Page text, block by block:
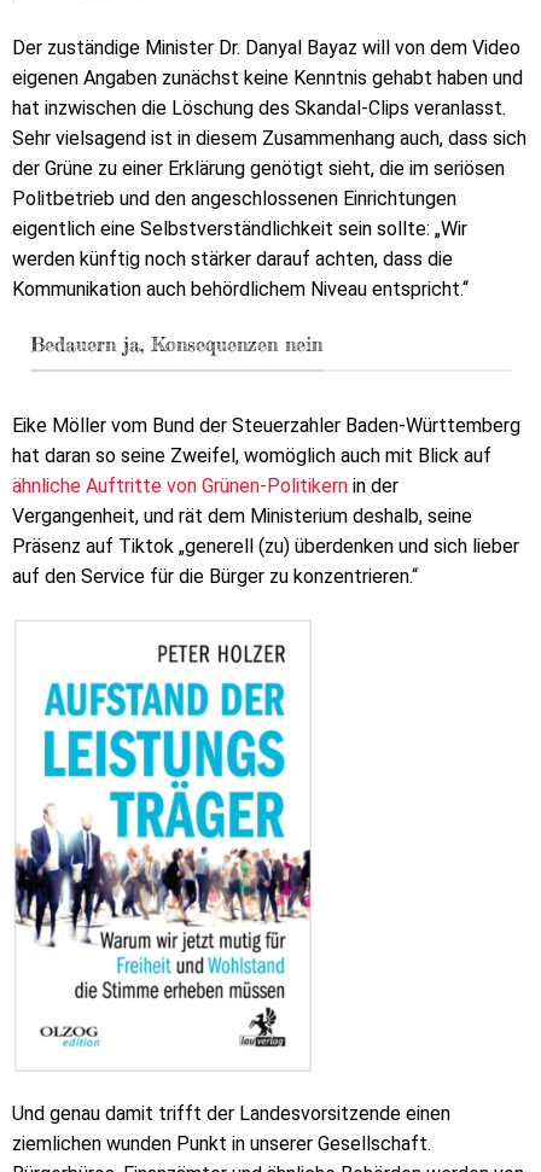
Der zuständige Minister Dr. Danyal Bayaz will von dem Video
eigenen Angaben zunächst keine Kenntnis gehabt haben und
hat inzwischen die Löschung des Skandal-Clips veranlasst.
Sehr vielsagend ist in diesem Zusammenhang auch, dass sich
der Grüne zu einer Erklärung genötigt sieht, die im seriösen
Politbetrieb und den angeschlossenen Einrichtungen
eigentlich eine Selbstverständlichkeit sein sollte: „Wir
werden künftig noch stärker darauf achten, dass die
Kommunikation auch behördlichem Niveau entspricht.“
Bedauern ja, Konsequenzen nein
Eike Möller vom Bund der Steuerzahler Baden-Württemberg
hat daran so seine Zweifel, womöglich auch mit Blick auf
ähnliche Auftritte von Grünen-Politikern in der
Vergangenheit, und rät dem Ministerium deshalb, seine
Präsenz auf Tiktok „generell (zu) überdenken und sich lieber
auf den Service für die Bürger zu konzentrieren.“
Und genau damit trifft der Landesvorsitzende einen
ziemlichen wunden Punkt in unserer Gesellschaft.